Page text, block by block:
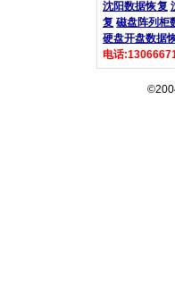
沈阳数据恢复
复 磁盘阵列柜
硬盘开盘数据
电话